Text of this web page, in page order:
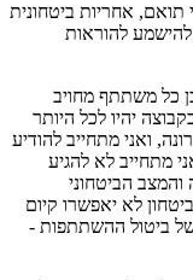
תואם, אחריות ביטחונית
להישמע להוראות
כל משתתף מחויב
יהיו לכל היותר
ואני מתחייב להודיע
מתחייב לא להגיע
והמצב הביטחוני
לא יאפשרו קיום
של ביטול ההשתתפות -